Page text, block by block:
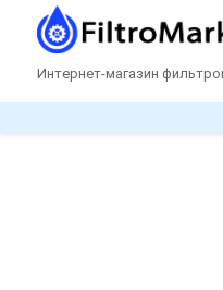
Интернет-магазин